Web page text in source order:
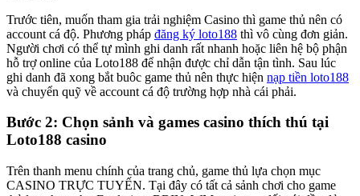
Trước tiên, muốn tham gia trải nghiệm Casino thì game thủ nên có
account cá độ. Phương pháp đăng ký loto188 thì vô cùng đơn giản.
Người chơi có thể tự mình ghi danh rất nhanh hoặc liên hệ bộ phận
hỗ trợ online của Loto188 để nhận được chỉ dẫn tận tình. Sau lúc
ghi danh đã xong bắt buôc game thủ nên thực hiện nạp tiền loto188
và chuyển quỹ về account cá độ trường hợp nhà cái phải.
Bước 2: Chọn sảnh và games casino thích thú tại
Loto188 casino
Trên thanh menu chính của trang chủ, game thủ lựa chọn mục
CASINO TRỰC TUYẾN. Tại đây có tất cả sảnh chơi cho game